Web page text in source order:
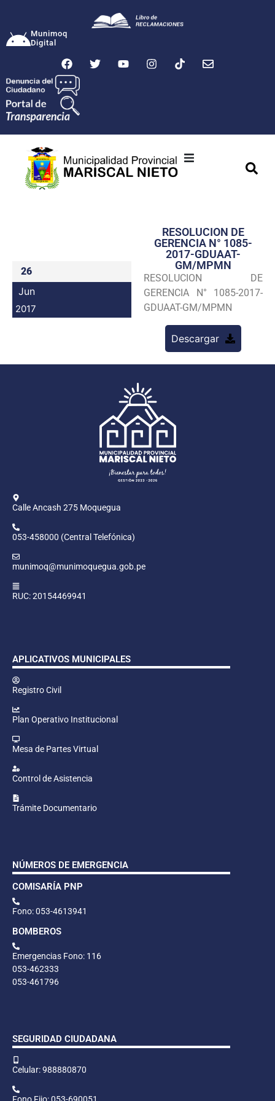
Munimoq
Digital
Transparencia
Seguridad
Programas
26
Jun
2017
RESOLUCION DE
GERENCIA N° 1085-
2017-GDUAAT-
GM/MPMN
RESOLUCION DE
GERENCIA N° 1085-2017-
GDUAAT-GM/MPMN
Descargar
Calle Ancash 275 Moquegua
053-458000 (Central Telefónica)
munimoq@munimoquegua.gob.pe
RUC: 20154469941
APLICATIVOS MUNICIPALES
Registro Civil
Plan Operativo Institucional
Mesa de Partes Virtual
Control de Asistencia
Trámite Documentario
NÚMEROS DE EMERGENCIA
COMISARÍA PNP
Fono: 053-4613941
BOMBEROS
Emergencias Fono: 116
053-462333
053-461796
SEGURIDAD CIUDADANA
Celular: 988880870
Fono Fijo: 053-690051